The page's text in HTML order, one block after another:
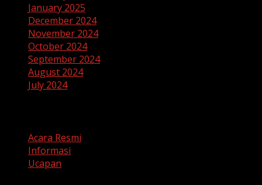
January 2025
December 2024
November 2024
October 2024
September 2024
August 2024
July 2024
Acara Resmi
Informasi
Ucapan